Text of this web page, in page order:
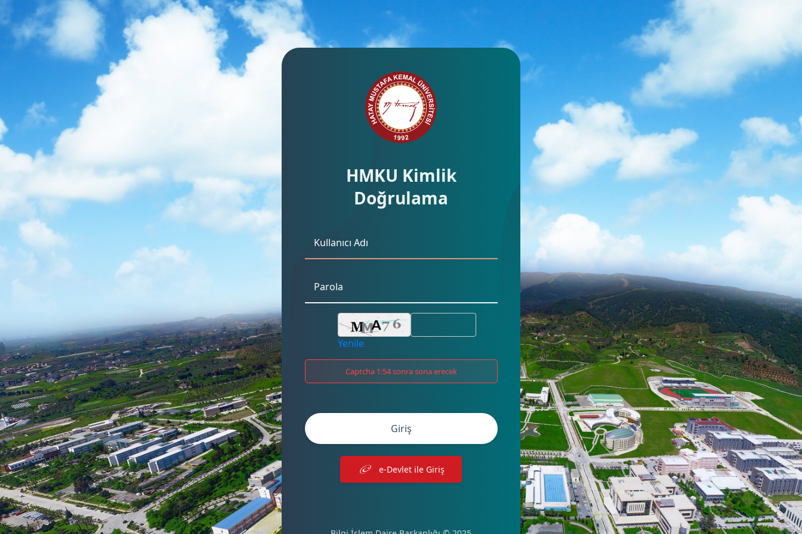
HMKU Kimlik
Doğrulama
Yenile
Captcha 1:53 sonra sona erecek
Giriş
e-Devlet ile Giriş